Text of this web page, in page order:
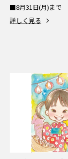
■8月31日(月)まで
詳しく見る